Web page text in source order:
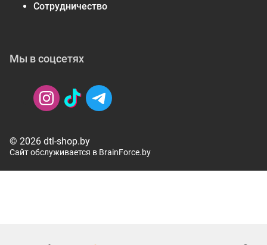
Сотрудничество
Мы в соцсетях
© 2026 dtl-shop.by
Сайт обслуживается в BrainForce.by